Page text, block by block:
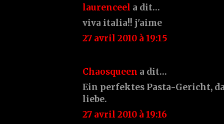
laurenceel a dit…
viva italia!! j'aime
27 avril 2010 à 19:15
Chaosqueen a dit…
Ein perfektes Pasta-Gericht,
liebe.
27 avril 2010 à 19:16